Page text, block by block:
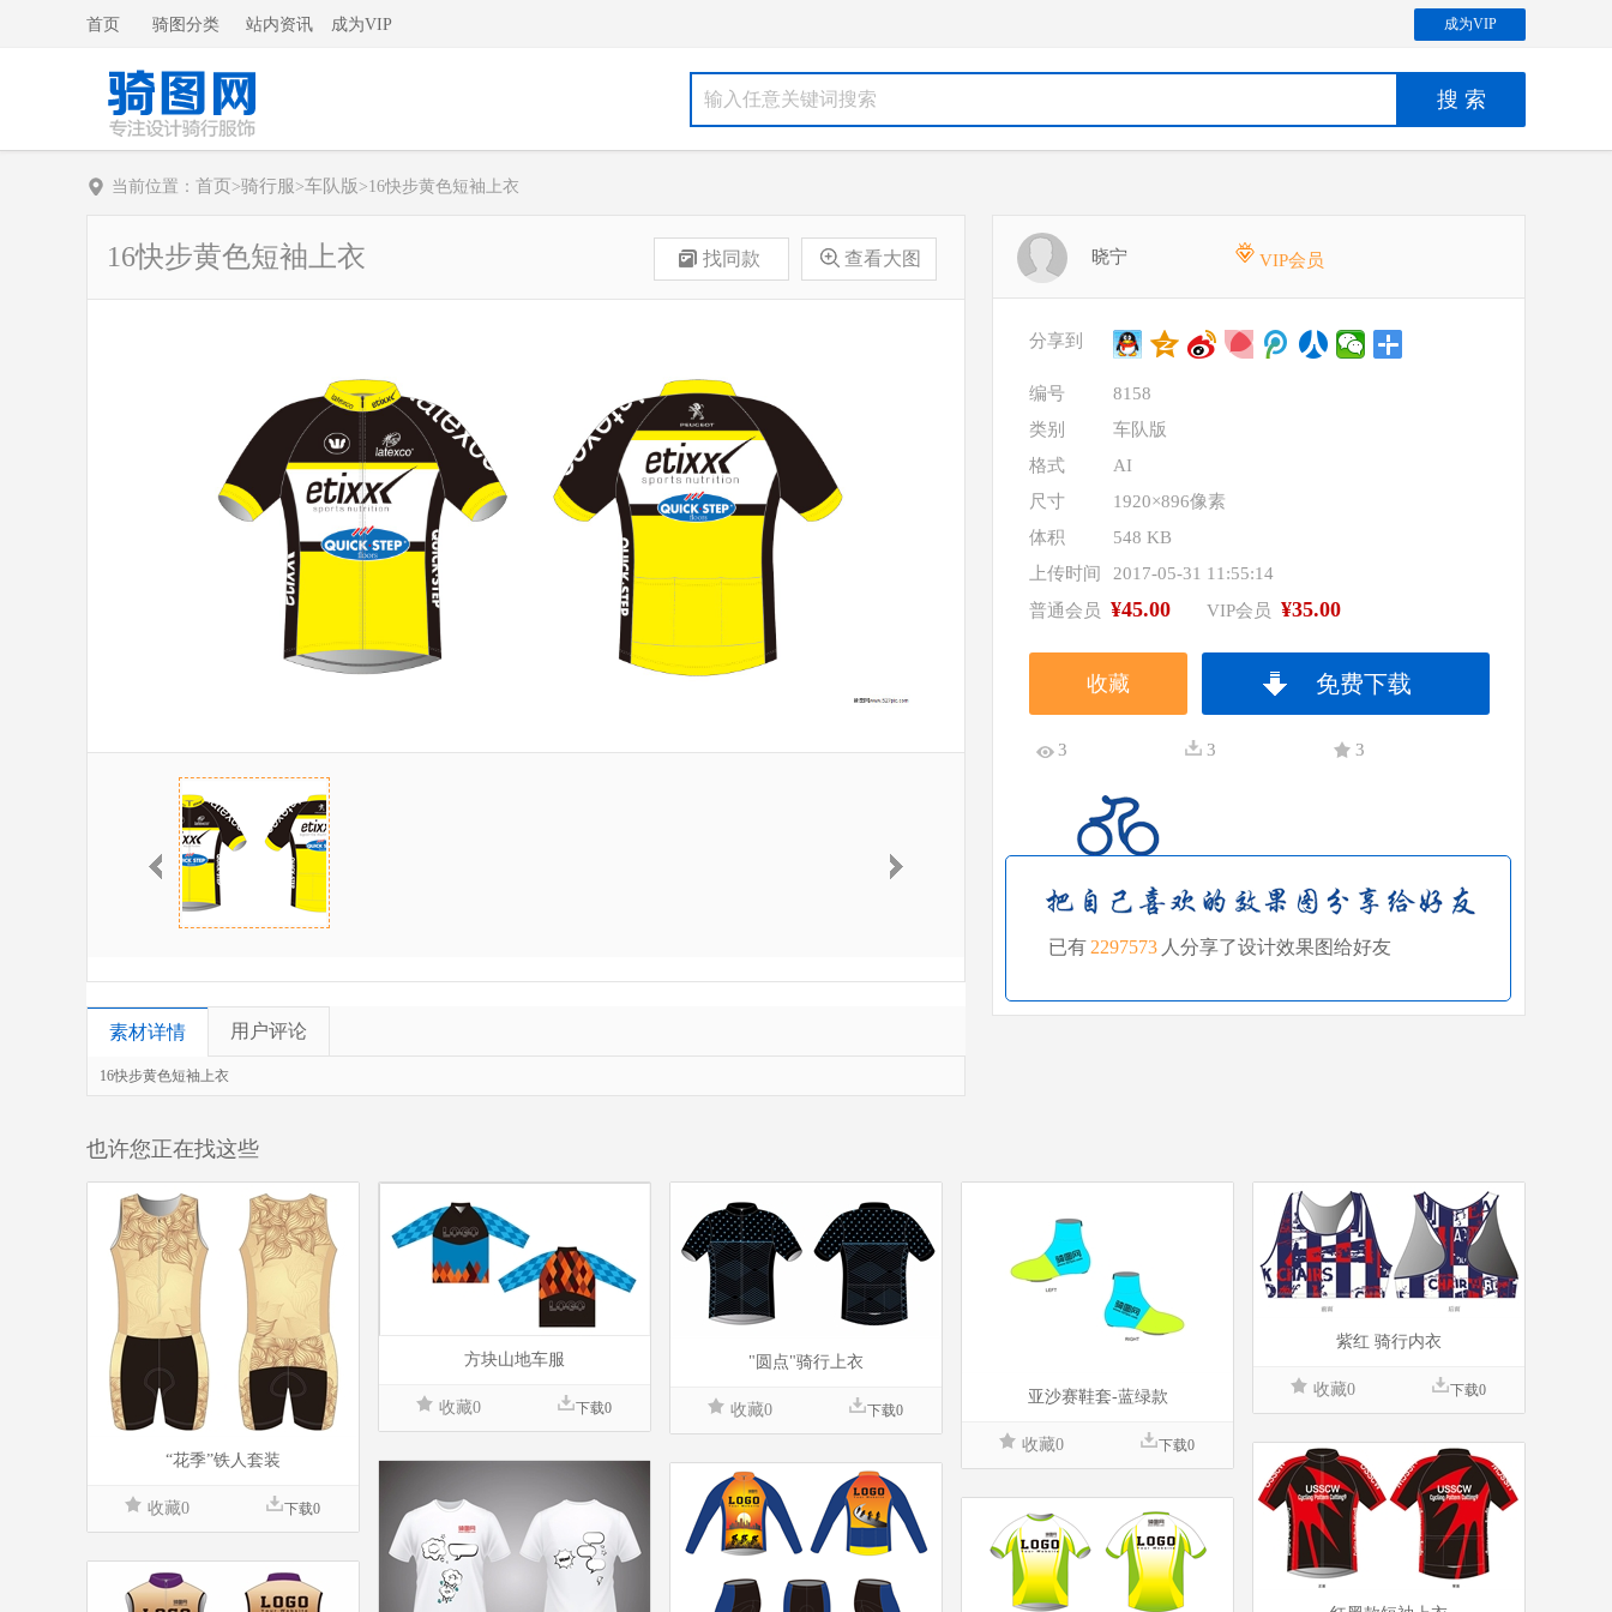
首页 骑图分类 站内资讯 成为VIP 成为VIP
当前位置： 首页>骑行服 >车队版 >16快步黄色短袖上衣
16快步黄色短袖上衣 找同款 查看大图
素材详情 用户评论
16快步黄色短袖上衣
晓宁 VIP会员
分享到
编号
8158
类别
车队版
格式
AI
尺寸
1920×896像素
体积
548 KB
上传时间
2017-05-31 11:55:14
普通会员 ¥45.00 VIP会员 ¥35.00
收藏 免费下载
3 3 3
已有 2297573 人分享了设计效果图给好友
也许您正在找这些
“花季”铁人套装
收藏0 下载0
方块山地车服
收藏0 下载0
"圆点"骑行上衣
收藏0 下载0
亚沙赛鞋套-蓝绿款
收藏0 下载0
紫红 骑行内衣
收藏0 下载0